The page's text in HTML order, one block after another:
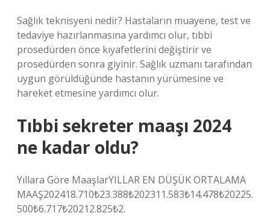
Sağlık teknisyeni nedir? Hastaların muayene, test ve
tedaviye hazırlanmasına yardımcı olur, tıbbi
prosedürden önce kıyafetlerini değiştirir ve
prosedürden sonra giyinir. Sağlık uzmanı tarafından
uygun görüldüğünde hastanın yürümesine ve
hareket etmesine yardımcı olur.
Tıbbi sekreter maaşı 2024
ne kadar oldu?
Yıllara Göre MaaşlarYILLAR EN DÜŞÜK ORTALAMA
MAAŞ202418.710₺23.388₺202311.583₺14.478₺20225.
500₺6.717₺20212.825₺2.